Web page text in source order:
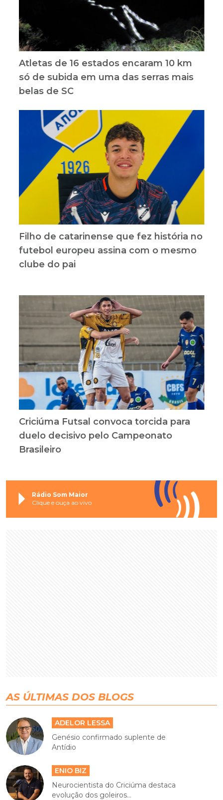
Atletas de 16 estados encaram 10 km
só de subida em uma das serras mais
belas de SC
Filho de catarinense que fez história no
futebol europeu assina com o mesmo
clube do pai
Criciúma Futsal convoca torcida para
duelo decisivo pelo Campeonato
Brasileiro
Rádio Som Maior
Clique e ouça ao vivo
AS ÚLTIMAS DOS BLOGS
ADELOR LESSA
Genésio confirmado suplente de
Antídio
ENIO BIZ
Neurocientista do Criciúma destaca
evolução dos goleiros...